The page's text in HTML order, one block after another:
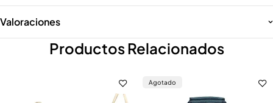
Valoraciones
Productos Relacionados
Agotado